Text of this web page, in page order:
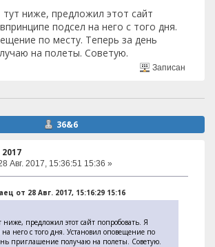
тут ниже, предложил этот сайт
подсел на него с того дня.
по месту. Теперь за день
на полеты. Советую.
Записан
36&6
Авг. 2017, 15:36:51 15:36 »
от 28 Авг. 2017, 15:16:29 15:16
ниже, предложил этот сайт попробовать. Я
него с того дня. Установил оповещение по
приглашение получаю на полеты. Советую.